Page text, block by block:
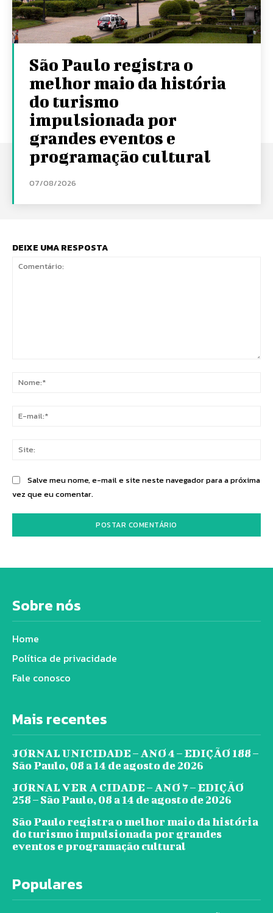
São Paulo registra o
melhor maio da história
do turismo
impulsionada por
grandes eventos e
programação cultural
07/08/2026
DEIXE UMA RESPOSTA
Salve meu nome, e-mail e site neste navegador para a próxima
vez que eu comentar.
Sobre nós
Home
Política de privacidade
Fale conosco
Mais recentes
JORNAL UNICIDADE – ANO 4 – EDIÇÃO 188 –
São Paulo, 08 a 14 de agosto de 2026
JORNAL VER A CIDADE – ANO 7 – EDIÇÃO
258 – São Paulo, 08 a 14 de agosto de 2026
São Paulo registra o melhor maio da história
do turismo impulsionada por grandes
eventos e programação cultural
Populares